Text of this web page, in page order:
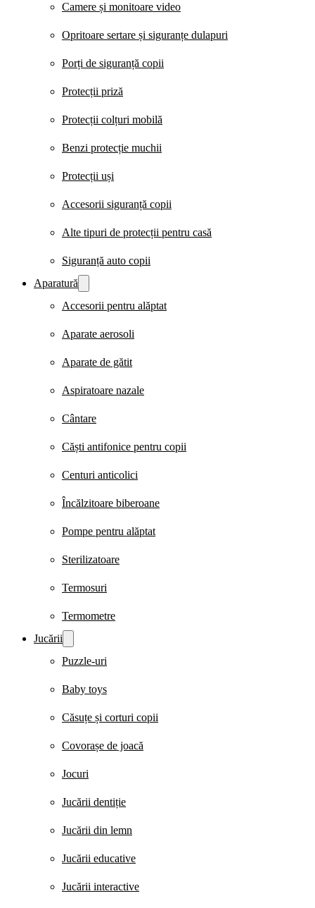
Camere și monitoare video
Opritoare sertare și siguranțe dulapuri
Porți de siguranță copii
Protecții priză
Protecții colțuri mobilă
Benzi protecție muchii
Protecții uși
Accesorii siguranță copii
Alte tipuri de protecții pentru casă
Siguranță auto copii
Aparatură
Accesorii pentru alăptat
Aparate aerosoli
Aparate de gătit
Aspiratoare nazale
Cântare
Căști antifonice pentru copii
Centuri anticolici
Încălzitoare biberoane
Pompe pentru alăptat
Sterilizatoare
Termosuri
Termometre
Jucării
Puzzle-uri
Baby toys
Căsuțe și corturi copii
Covorașe de joacă
Jocuri
Jucării dentiție
Jucării din lemn
Jucării educative
Jucării interactive